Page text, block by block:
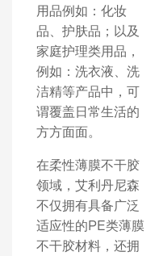
用品例如：化妆
品、护肤品；以及
家庭护理类用品，
例如：洗衣液、洗
洁精等产品中，可
谓覆盖日常生活的
方方面面。
在柔性薄膜不干胶
领域，艾利丹尼森
不仅拥有具备广泛
适应性的PE类薄膜
不干胶材料，还拥